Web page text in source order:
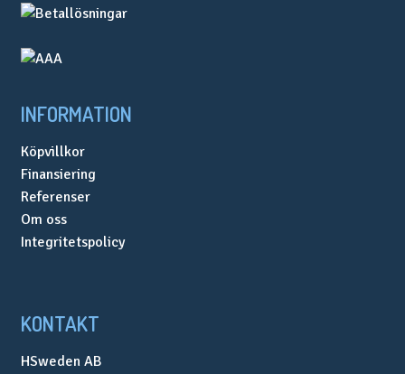
INFORMATION
Köpvillkor
Finansiering
Referenser
Om oss
Integritetspolicy
KONTAKT
HSweden AB